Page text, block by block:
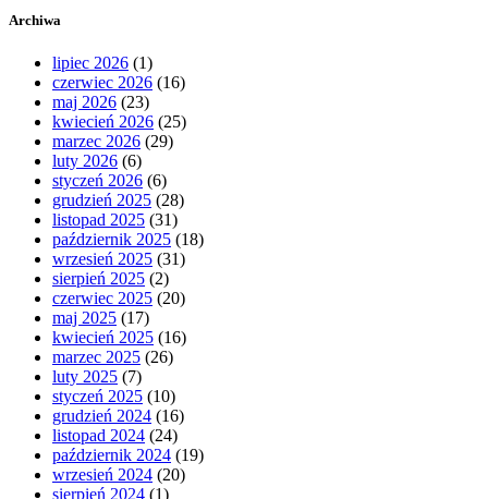
Archiwa
lipiec 2026 (1)
czerwiec 2026 (16)
maj 2026 (23)
kwiecień 2026 (25)
marzec 2026 (29)
luty 2026 (6)
styczeń 2026 (6)
grudzień 2025 (28)
listopad 2025 (31)
październik 2025 (18)
wrzesień 2025 (31)
sierpień 2025 (2)
czerwiec 2025 (20)
maj 2025 (17)
kwiecień 2025 (16)
marzec 2025 (26)
luty 2025 (7)
styczeń 2025 (10)
grudzień 2024 (16)
listopad 2024 (24)
październik 2024 (19)
wrzesień 2024 (20)
sierpień 2024 (1)